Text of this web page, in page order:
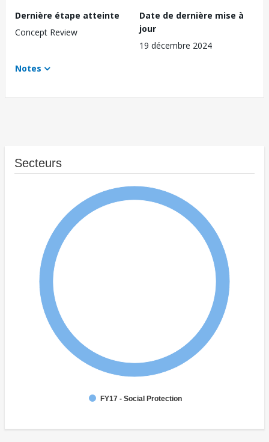
Dernière étape atteinte
Concept Review
Date de dernière mise à
jour
19 décembre 2024
Notes
Secteurs
FY17 - Social Protection